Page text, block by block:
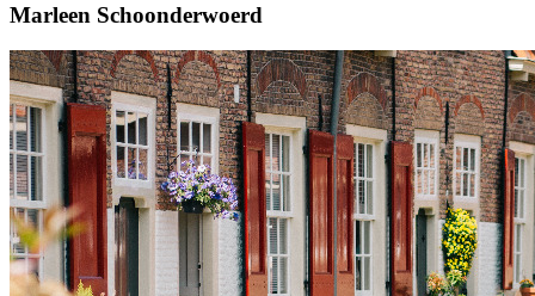
Marleen Schoonderwoerd